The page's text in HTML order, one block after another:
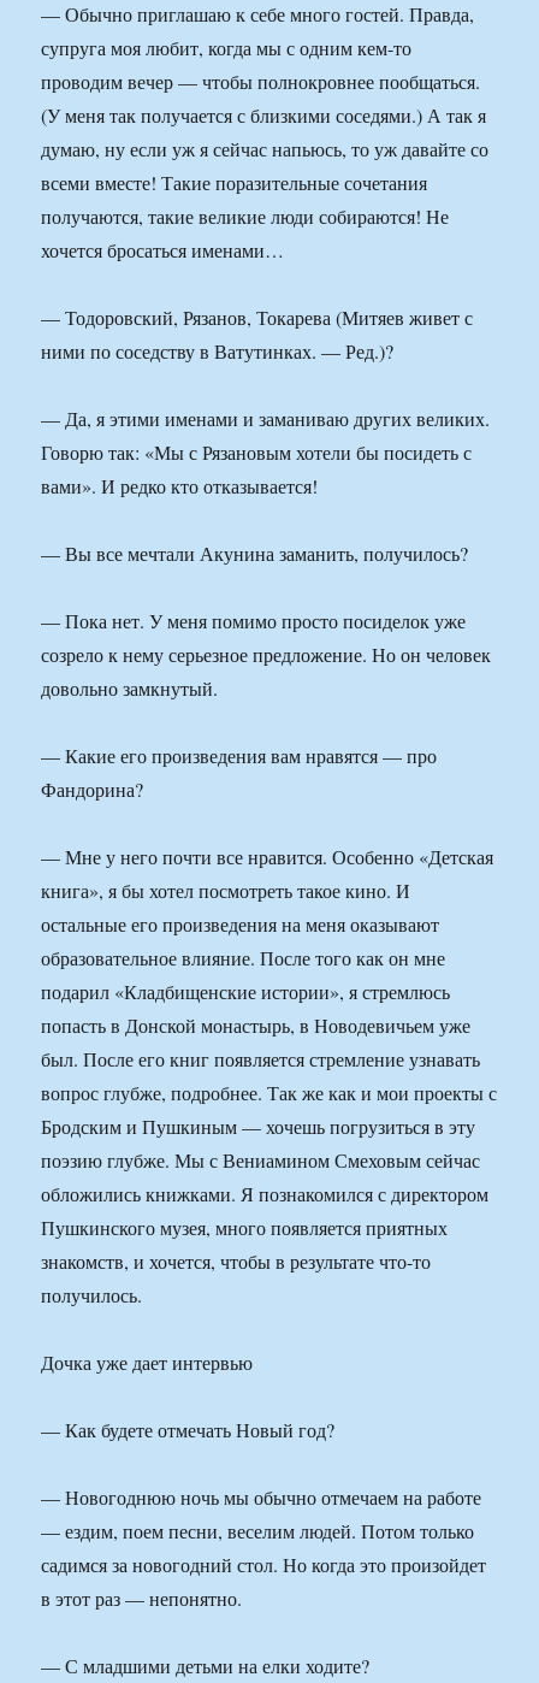
— Обычно приглашаю к себе много гостей. Правда,
супруга моя любит, когда мы с одним кем-то
проводим вечер — чтобы полнокровнее пообщаться.
(У меня так получается с близкими соседями.) А так я
думаю, ну если уж я сейчас напьюсь, то уж давайте со
всеми вместе! Такие поразительные сочетания
получаются, такие великие люди собираются! Не
хочется бросаться именами…
— Тодоровский, Рязанов, Токарева (Митяев живет с
ними по соседству в Ватутинках. — Ред.)?
— Да, я этими именами и заманиваю других великих.
Говорю так: «Мы с Рязановым хотели бы посидеть с
вами». И редко кто отказывается!
— Вы все мечтали Акунина заманить, получилось?
— Пока нет. У меня помимо просто посиделок уже
созрело к нему серьезное предложение. Но он человек
довольно замкнутый.
— Какие его произведения вам нравятся — про
Фандорина?
— Мне у него почти все нравится. Особенно «Детская
книга», я бы хотел посмотреть такое кино. И
остальные его произведения на меня оказывают
образовательное влияние. После того как он мне
подарил «Кладбищенские истории», я стремлюсь
попасть в Донской монастырь, в Новодевичьем уже
был. После его книг появляется стремление узнавать
вопрос глубже, подробнее. Так же как и мои проекты с
Бродским и Пушкиным — хочешь погрузиться в эту
поэзию глубже. Мы с Вениамином Смеховым сейчас
обложились книжками. Я познакомился с директором
Пушкинского музея, много появляется приятных
знакомств, и хочется, чтобы в результате что-то
получилось.
Дочка уже дает интервью
— Как будете отмечать Новый год?
— Новогоднюю ночь мы обычно отмечаем на работе
— ездим, поем песни, веселим людей. Потом только
садимся за новогодний стол. Но когда это произойдет
в этот раз — непонятно.
— С младшими детьми на елки ходите?